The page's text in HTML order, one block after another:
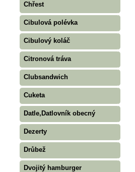
Chřest
Cibulová polévka
Cibulový koláč
Citronová tráva
Clubsandwich
Cuketa
Datle,Datlovník obecný
Dezerty
Drůbež
Dvojitý hamburger